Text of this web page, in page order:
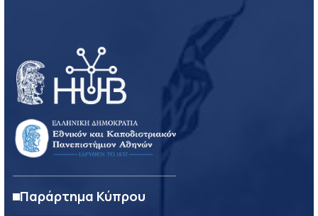
Παράρτημα Κύπρου